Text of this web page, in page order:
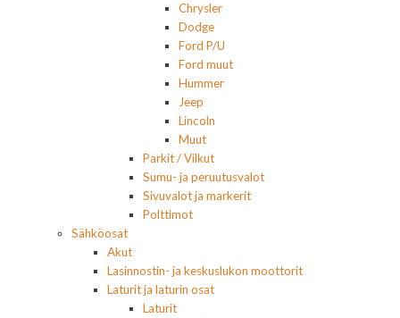
Chrysler
Dodge
Ford P/U
Ford muut
Hummer
Jeep
Lincoln
Muut
Parkit / Vilkut
Sumu- ja peruutusvalot
Sivuvalot ja markerit
Polttimot
Sähköosat
Akut
Lasinnostin- ja keskuslukon moottorit
Laturit ja laturin osat
Laturit